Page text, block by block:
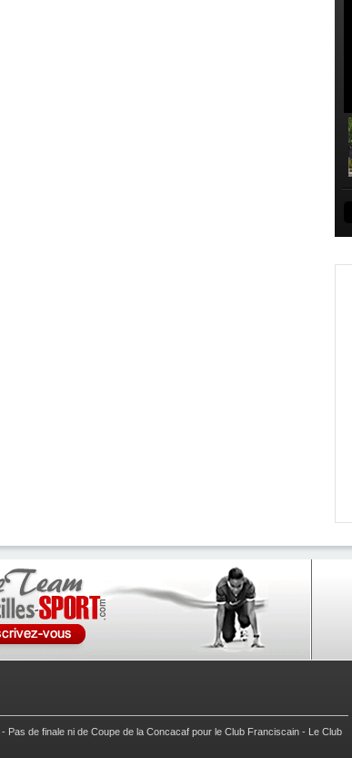
- Pas de finale ni de Coupe de la Concacaf pour le Club Franciscain - Le Club